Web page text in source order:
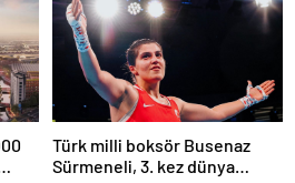
Türk milli boksör Busenaz
Sürmeneli, 3. kez dünya